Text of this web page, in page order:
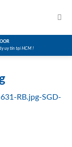
uy tín tại HCM !
RB.jpg-SGD-